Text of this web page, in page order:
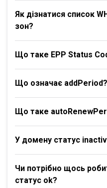
Як дізнатися список
зон?
Що таке EPP Status
Що означає addPeriod?
Що таке
У домену статус
Чи потрібно щось
статус ok?